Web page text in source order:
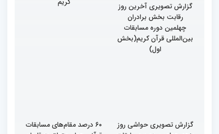
گزارش تصویری آخرین روز
رقابت بخش برادران
چهلمین دوره مسابقات
بین‌المللی قرآن کریم(بخش
اول)
گزارش تصویری آخری روز
گزارش تصویری حواشی روز
۶۰ درصد مقام‌های مسابقات